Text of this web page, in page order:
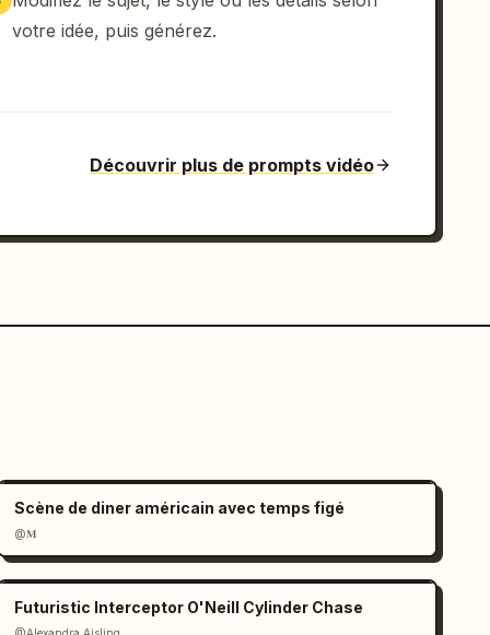
votre idée, puis générez.
Découvrir plus de prompts vidéo
Scène de diner américain avec temps figé
@𝐌
Futuristic Interceptor O'Neill Cylinder Chase